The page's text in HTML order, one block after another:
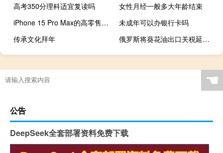
高考350分理科适宜复读吗
女性月经一般多大年龄结束
iPhone 15 Pro Max的高零售价与低生产成本
未成年可以办银行卡吗
传承文化拜年
俄罗斯将葵花油出口关税延长至2024年8月31日
☚
公告
DeepSeek全套部署资料免费下载